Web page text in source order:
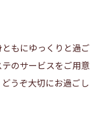
もにゆっくりと過ご
のサービスをご用意
うぞ大切にお過ごし